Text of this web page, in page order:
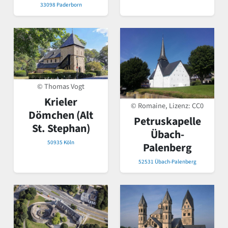
33098 Paderborn
© Thomas Vogt
Krieler
Dömchen (Alt
St. Stephan)
50935 Köln
© Romaine, Lizenz:CC0
Petruskapelle
Übach-
Palenberg
52531 Übach-Palenberg